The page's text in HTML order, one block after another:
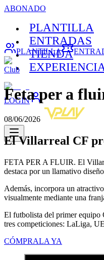
ABONADO
PLANTILLA
ENTRADAS
TIENDA
LOGIN
PLANTILLA
Club
Feta per a
08/06/2026
El Villarreal CF
FETA PER A FLUIR. El
destaca por un llamativo
Además, incorpora un
visualmente mediante una
El futbolista del primer equipo
tres competiciones: LaLiga,
CÓMPRALA YA